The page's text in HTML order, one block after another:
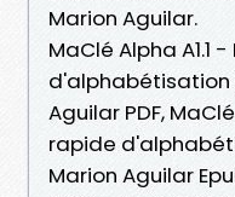
Marion Aguilar.
MaClé Alpha A1.1
d'alphabétisation
Aguilar PDF,
rapide
Marion Aguilar